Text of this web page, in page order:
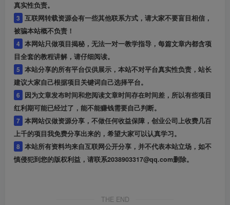
真实性负责。
3 互联网转载资源会有一些其他联系方式，请大家不要盲目相信，
被骗本站概不负责！
4 本网站只做项目揭秘，无法一对一教学指导，每篇文章内都含项
目全套的教程讲解，请仔细阅读。
5 本站分享的所有平台仅供展示，本站不对平台真实性负责，站长
建议大家自己根据项目关键词自己选择平台。
6
因为文章发布时间和您阅读文章时间存在时间差，所以有些项目
红利期可能已经过了，能不能赚钱需要自己判断。
7 本网站仅做资源分享，不做任何收益保障，创业公司上收费几百
上千的项目我免费分享出来的，希望大家可以认真学习。
8 本站所有资料均来自互联网公开分享，并不代表本站立场，如不
慎侵犯到您的版权利益，请联系2038903317@qq.com删除。
THE END